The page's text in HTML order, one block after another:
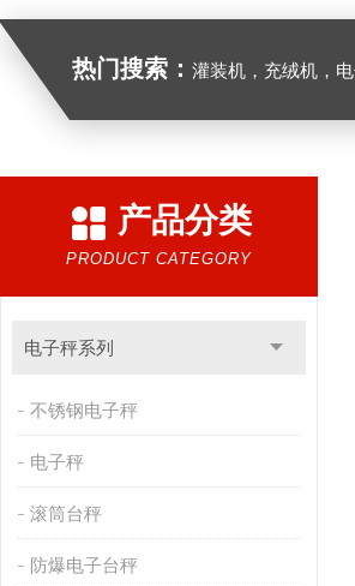
热门搜索： 灌装机，充绒机，
产品分类
PRODUCT CATEGORY
电子秤系列
不锈钢电子秤
电子秤
滚筒台秤
防爆电子台秤